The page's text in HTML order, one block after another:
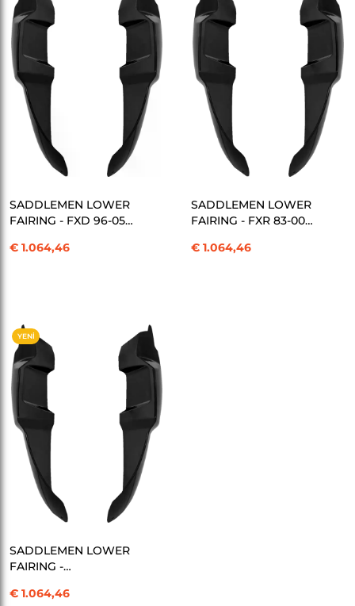
SADDLEMEN LOWER
FAIRING - FXD 96-05
€ 1.064,46
ÜRÜN
SADDLEMEN LOWER
FAIRING - FXR 83-00
€ 1.064,46
ÜRÜN
SADDLEMEN LOWER
FAIRING -
KOD:2330-0331
€ 1.064,46
YENI
ÜRÜN